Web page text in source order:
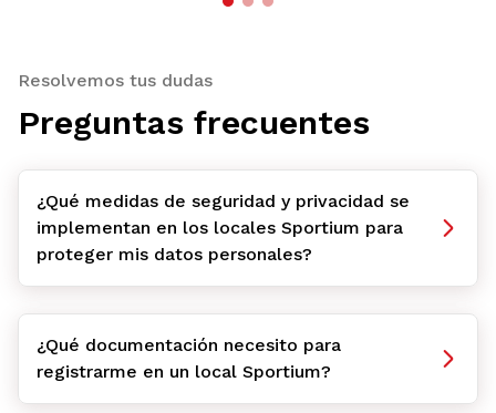
Resolvemos tus dudas
Preguntas frecuentes
¿Qué medidas de seguridad y privacidad se
implementan en los locales Sportium para
proteger mis datos personales?
¿Qué documentación necesito para
registrarme en un local Sportium?